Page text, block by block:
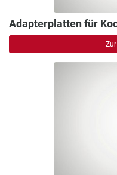
Adapterplatten für